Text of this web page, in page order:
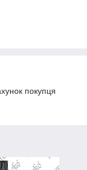
покупця